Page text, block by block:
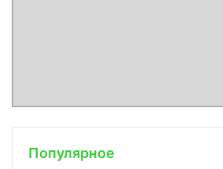
Популярное